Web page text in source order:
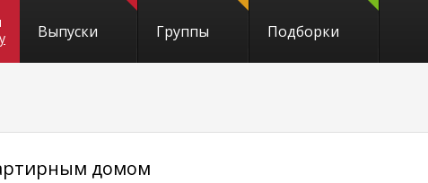
Выпуски Группы Подборки
домом